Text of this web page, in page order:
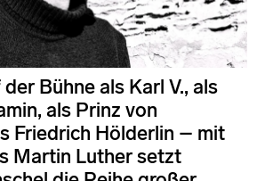
Bühne als Karl V., als
als Prinz von
Friedrich Hölderlin – mit
Martin Luther setzt